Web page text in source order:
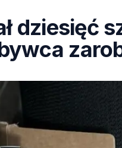
dziesięć